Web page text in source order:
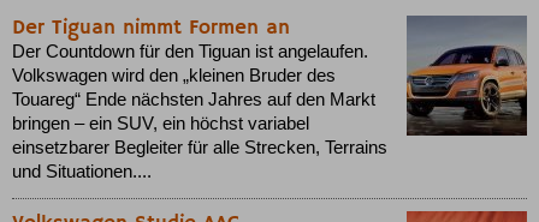
Der Tiguan nimmt Formen an
Der Countdown für den Tiguan ist angelaufen.
Volkswagen wird den „kleinen Bruder des
Touareg“ Ende nächsten Jahres auf den Markt
bringen – ein SUV, ein höchst variabel
einsetzbarer Begleiter für alle Strecken, Terrains
und Situationen....